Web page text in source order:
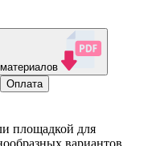
Оплата
площадкой для
вариантов